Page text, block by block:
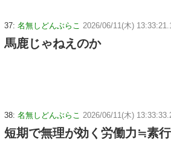
37: 名無しどんぶらこ 2026/06/11(木)
馬鹿じゃねえのか
38: 名無しどんぶらこ 2026/06/11(木)
短期で無理が効く労働力≒素